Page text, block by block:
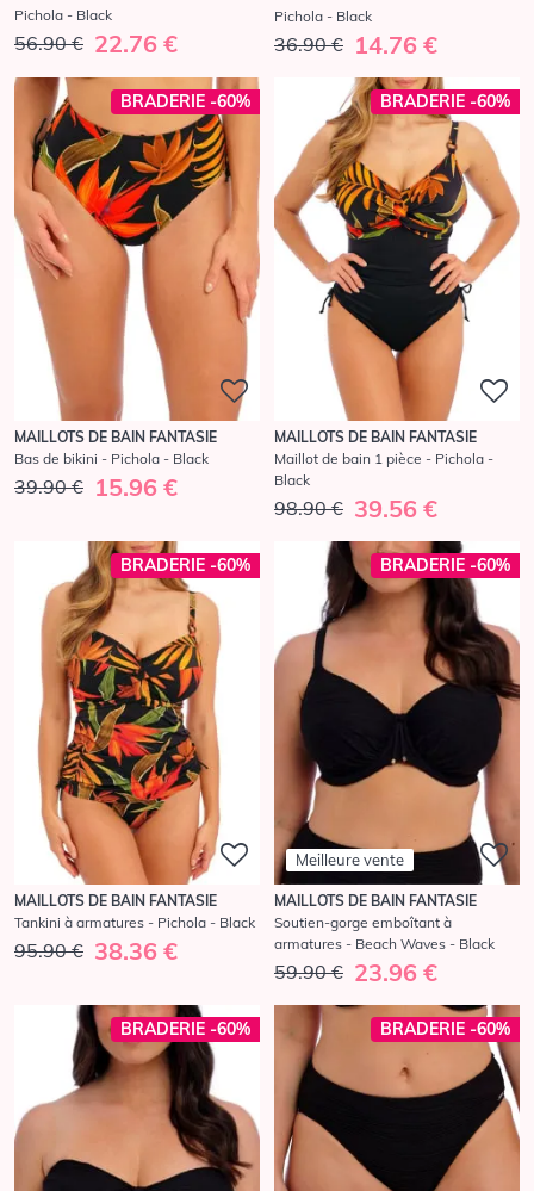
Pichola - Black
56.90 € 22.76 €
Pichola - Black
36.90 € 14.76 €
BRADERIE -60%
MAILLOTS DE BAIN FANTASIE
Bas de bikini - Pichola - Black
39.90 € 15.96 €
BRADERIE -60%
MAILLOTS DE BAIN FANTASIE
Maillot de bain 1 pièce - Pichola -
Black
98.90 € 39.56 €
BRADERIE -60%
MAILLOTS DE BAIN FANTASIE
Tankini à armatures - Pichola - Black
95.90 € 38.36 €
BRADERIE -60%
Meilleure vente
MAILLOTS DE BAIN FANTASIE
Soutien-gorge emboîtant à
armatures - Beach Waves - Black
59.90 € 23.96 €
BRADERIE -60% BRADERIE -60%